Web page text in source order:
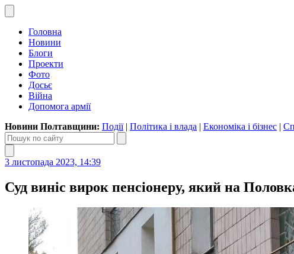
Головна
Новини
Блоги
Проекти
Фото
Досьє
Війна
Допомога армії
Новини Полтавщини: Події| Політика і влада | Економіка і бізнес |
3 листопада 2023, 14:39
Суд виніс вирок пенсіонеру, який на